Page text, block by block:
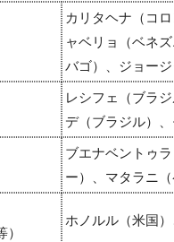
カリタヘナ（コ
ャベリョ（ベネ
バゴ）、ジョー
レシフェ（ブラ
デ（ブラジル）
ブエナベントゥ
ー）、マタラニ
ホノルル（米国